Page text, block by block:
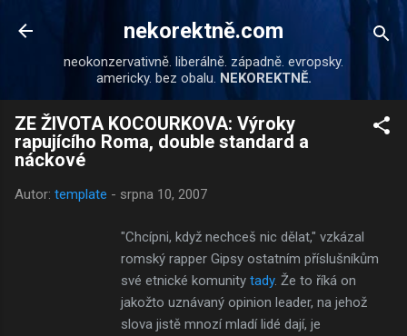
Přeskočit na hlavní obsah
nekorektně.com
neokonzervativně. liberálně. západně. evropsky.
americky. bez obalu. NEKOREKTNĚ.
ZE ŽIVOTA KOCOURKOVA: Výroky
rapujícího Roma, double standard a
náckové
Autor: template - srpna 10, 2007
"Chcípni, když nechceš nic dělat," vzkázal
romský rapper Gipsy ostatním příslušníkům
své etnické komunity tady. Že to říká on
jakožto uznávaný opinion leader, na jehož
slova jistě mnozí mladí lidé dají, je